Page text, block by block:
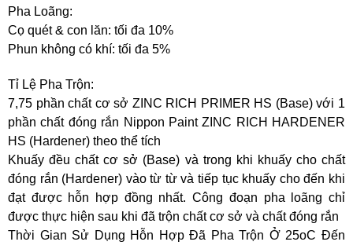
Pha Loãng:
Cọ quét & con lăn: tối đa 10%
Phun không có khí: tối đa 5%
Tỉ Lệ Pha Trộn:
7,75 phần chất cơ sở ZINC RICH PRIMER HS (Base) với 1
phần chất đóng rắn Nippon Paint ZINC RICH HARDENER
HS (Hardener) theo thể tích
Khuấy đều chất cơ sở (Base) và trong khi khuấy cho chất
đóng rắn (Hardener) vào từ từ và tiếp tục khuấy cho đến khi
đạt được hỗn hợp đồng nhất. Công đoạn pha loãng chỉ
được thực hiện sau khi đã trộn chất cơ sở và chất đóng rắn
Thời Gian Sử Dụng Hỗn Hợp Đã Pha Trộn Ở 25oC Đến